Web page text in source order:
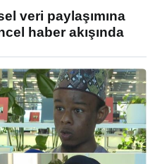
veri paylaşımına
haber akışında